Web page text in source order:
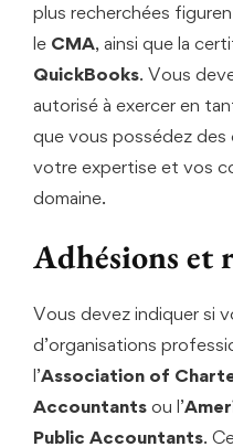
plus recherchées
le CMA, ainsi que la
QuickBooks. Vous
autorisé à exercer en
que vous possédez
votre expertise et vos
domaine.
Adhésions et
Vous devez indiquer si
d’organisations
l’Association of
Accountants ou l’
Public Accountants.